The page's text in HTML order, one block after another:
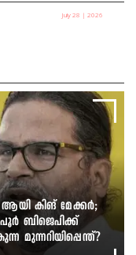
July 28 | 2026
കിങ് മേക്കർ;
ബിജെപിക്ക്
മുന്നറിയിപ്പെന്ത്?